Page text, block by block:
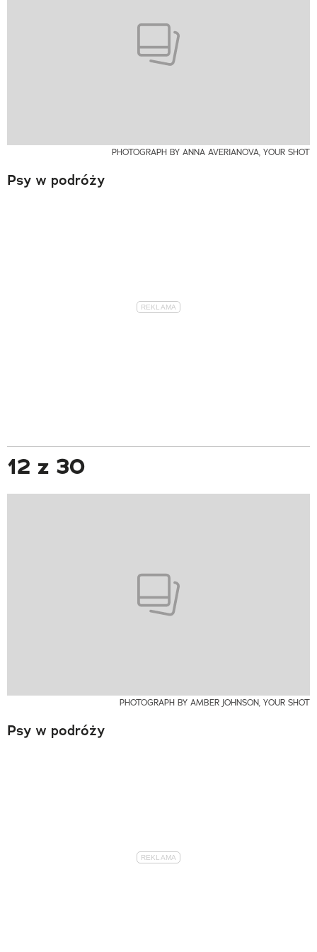
PHOTOGRAPH BY ANNA AVERIANOVA, YOUR SHOT
Psy w podróży
12 z 30
PHOTOGRAPH BY AMBER JOHNSON, YOUR SHOT
Psy w podróży